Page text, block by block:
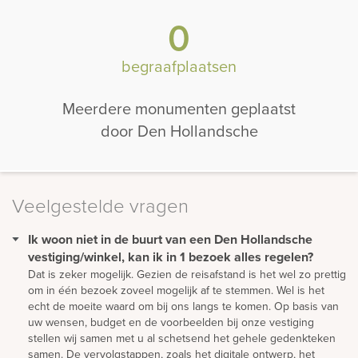
0
begraafplaatsen
Meerdere monumenten geplaatst
door Den Hollandsche
Veelgestelde vragen
Ik woon niet in de buurt van een Den Hollandsche
vestiging/winkel, kan ik in 1 bezoek alles regelen?
Dat is zeker mogelijk. Gezien de reisafstand is het wel zo prettig
om in één bezoek zoveel mogelijk af te stemmen. Wel is het
echt de moeite waard om bij ons langs te komen. Op basis van
uw wensen, budget en de voorbeelden bij onze vestiging
stellen wij samen met u al schetsend het gehele gedenkteken
samen. De vervolgstappen, zoals het digitale ontwerp, het